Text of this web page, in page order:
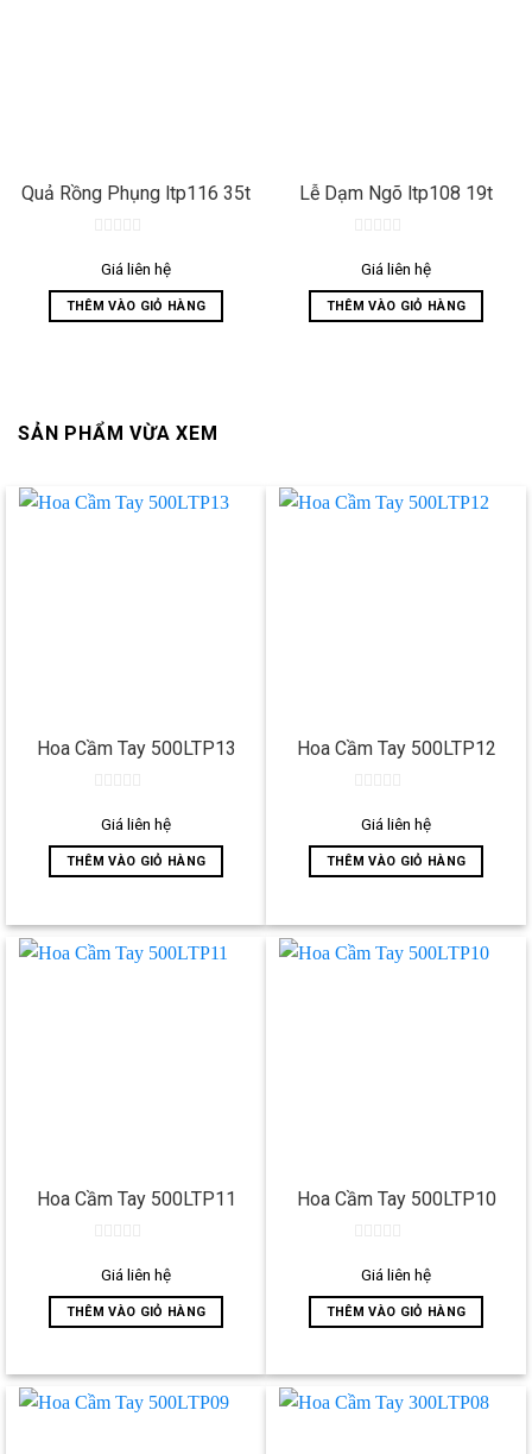
Quả Rồng Phụng ltp116 35t
out
5
Giá liên hệ
THÊM VÀO GIỎ HÀNG
Lễ Dạm Ngõ ltp108 19t
out
5
Giá liên hệ
THÊM VÀO GIỎ HÀNG
SẢN PHẨM VỪA XEM
Hoa Cầm Tay 500LTP13
out
5
Giá liên hệ
THÊM VÀO GIỎ HÀNG
Hoa Cầm Tay 500LTP12
out
5
Giá liên hệ
THÊM VÀO GIỎ HÀNG
Hoa Cầm Tay 500LTP11
out
5
Giá liên hệ
THÊM VÀO GIỎ HÀNG
Hoa Cầm Tay 500LTP10
out
5
Giá liên hệ
THÊM VÀO GIỎ HÀNG